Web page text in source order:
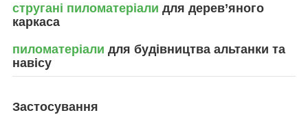
стругані пиломатеріали для дерев’яного
каркаса
пиломатеріали для будівництва альтанки та
навісу
Застосування